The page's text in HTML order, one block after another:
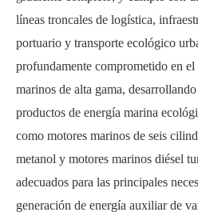
líneas troncales de logística,
portuario y transporte ecológico
profundamente comprometido en
marinos de alta gama,
productos de energía marina
como motores marinos de seis
metanol y motores marinos diésel
adecuados para las principales
generación de energía auxiliar de